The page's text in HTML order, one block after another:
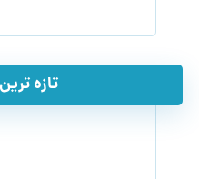
تازه